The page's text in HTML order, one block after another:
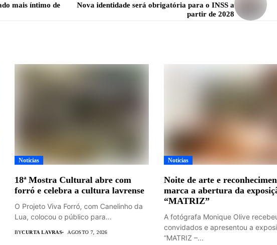
mais íntimo de
Nova identidade será obrigatória para o INSS a
partir de 2028
Notícias
18ª Mostra Cultural abre com
forró e celebra a cultura lavrense
O Projeto Viva Forró, com Canelinho da
Lua, colocou o público para...
BYCURTA LAVRAS AGOSTO 7, 2026
Notícias
Noite de arte e
marca a abertura da
“MATRIZ”
A fotógrafa Monique Olive
convidados e apresentou a
“MATRIZ –...